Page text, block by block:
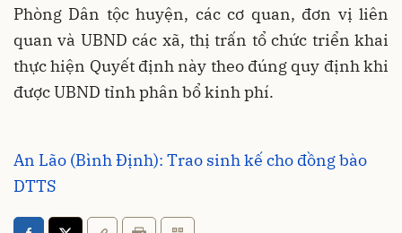
Phòng Dân tộc huyện, các cơ quan, đơn vị liên
quan và UBND các xã, thị trấn tổ chức triển khai
thực hiện Quyết định này theo đúng quy định khi
được UBND tỉnh phân bổ kinh phí.
An Lão (Bình Định): Trao sinh kế cho đồng bào
DTTS